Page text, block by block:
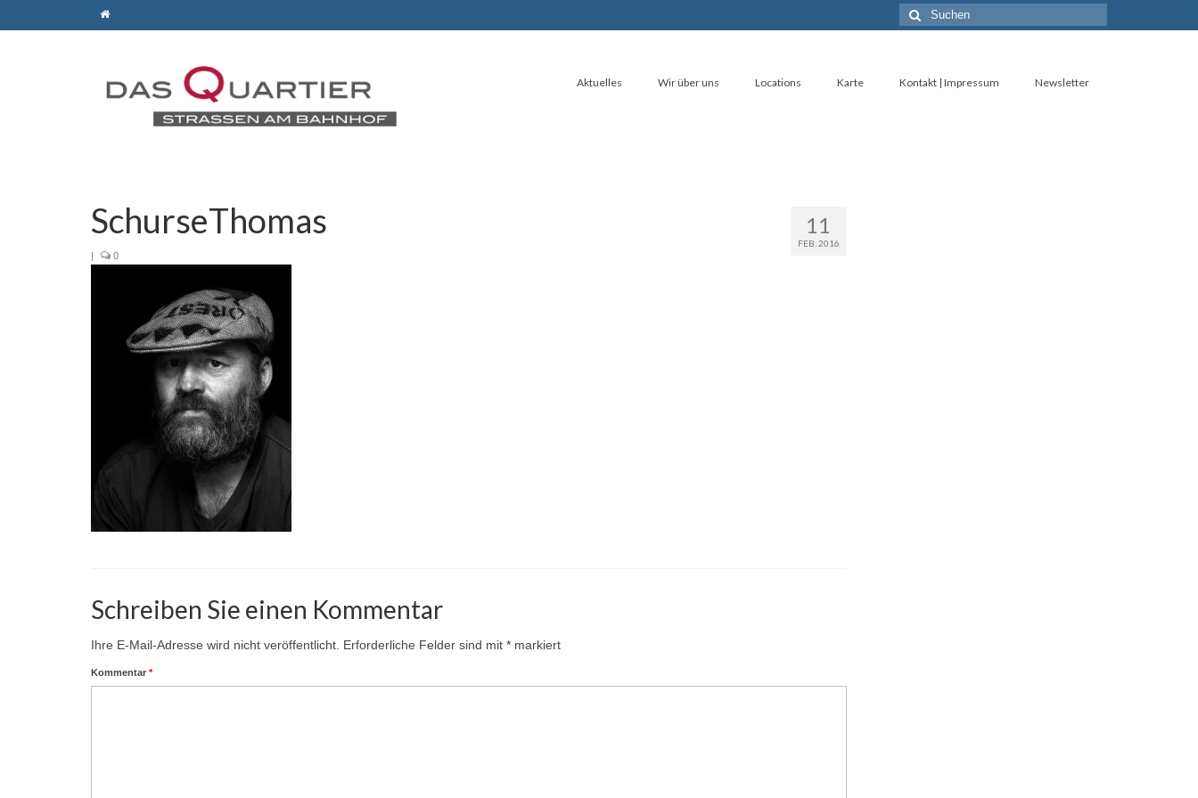
Suche
nach:
Aktuelles Wir über uns Locations Karte Kontakt | Impressum Newsletter
11
FEB. 2016
SchurseThomas
| 0
Schreiben Sie einen Kommentar
Ihre E-Mail-Adresse wird nicht veröffentlicht. Erforderliche Felder sind mit * markiert
Kommentar *